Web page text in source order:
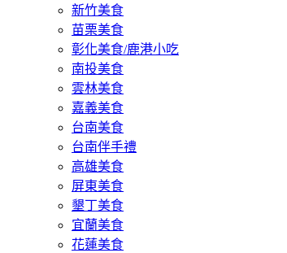
新竹美食
苗栗美食
彰化美食/鹿港小吃
南投美食
雲林美食
嘉義美食
台南美食
台南伴手禮
高雄美食
屏東美食
墾丁美食
宜蘭美食
花蓮美食